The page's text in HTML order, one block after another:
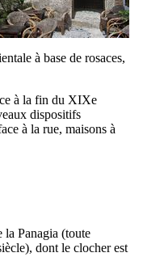
à base de rosaces,
à la fin du XIXe
dispositifs
à la rue, maisons à
la Panagia (toute
dont le clocher est